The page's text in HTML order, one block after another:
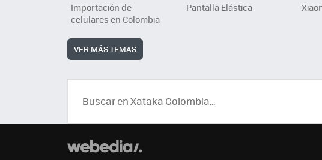
Importación de
celulares en Colombia
Pantalla Elástica
VER MÁS TEMAS